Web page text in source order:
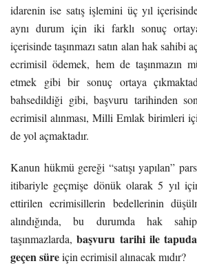
idarenin ise satış işlemini üç yıl
aynı durum için iki farklı sonuç
içerisinde taşınmazı satın alan hak sahibi
ecrimisil ödemek, hem de taşınmazın
etmek gibi bir sonuç ortaya
bahsedildiği gibi, başvuru tarihinden
ecrimisil alınması, Milli Emlak birimleri
de yol açmaktadır.
Kanun hükmü gereği “satışı yapılan”
itibariyle geçmişe dönük olarak 5 yıl
ettirilen ecrimisillerin bedellerinin
alındığında, bu durumda hak
taşınmazlarda,başvuru tarihi ile
geçen süreiçin ecrimisil alınacak mıdır?